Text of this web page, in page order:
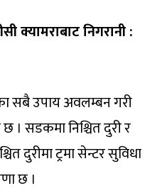
क्यामराबाट निगरानी :
सबै उपाय अवलम्बन गरी
। सडकमा निश्चित दुरी र
दुरीमा ट्रमा सेन्टर सुविधा
छ ।